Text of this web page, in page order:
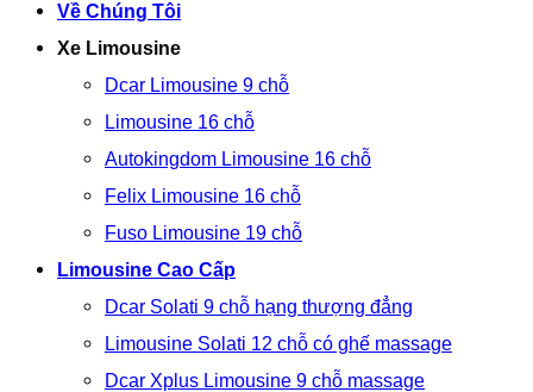
Về Chúng Tôi
Xe Limousine
Dcar Limousine 9 chỗ
Limousine 16 chỗ
Autokingdom Limousine 16 chỗ
Felix Limousine 16 chỗ
Fuso Limousine 19 chỗ
Limousine Cao Cấp
Dcar Solati 9 chỗ hạng thượng đẳng
Limousine Solati 12 chỗ có ghế massage
Dcar Xplus Limousine 9 chỗ massage